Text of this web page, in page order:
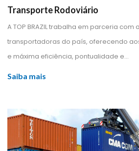
Transporte Rodoviário
A TOP BRAZIL trabalha em parceria com
transportadoras do país, oferecendo
e máxima eficiência, pontualidade e...
Saiba mai